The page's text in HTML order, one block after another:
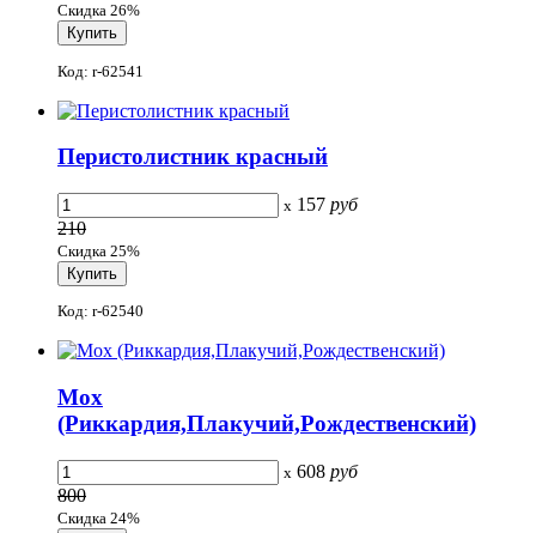
Скидка 26%
Код: r-62541
Перистолистник красный
x 157 руб
210
Скидка 25%
Код: r-62540
Мох
(Риккардия,Плакучий,Рождественский)
x 608 руб
800
Скидка 24%